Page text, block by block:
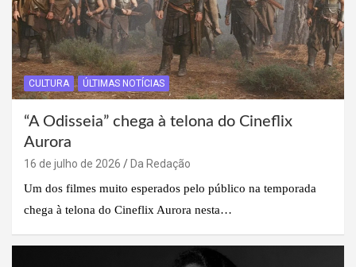
CULTURA ÚLTIMAS NOTÍCIAS
“A Odisseia” chega à telona do Cineflix
Aurora
16 de julho de 2026
Da Redação
Um dos filmes muito esperados pelo público na temporada
chega à telona do Cineflix Aurora nesta…